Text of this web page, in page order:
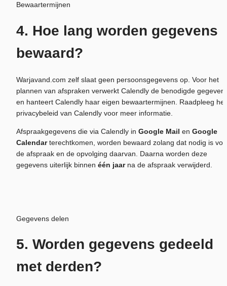
Bewaartermijnen
4. Hoe lang worden gegevens
bewaard?
Warjavand.com zelf slaat geen persoonsgegevens op. Voor het
plannen van afspraken verwerkt Calendly de benodigde
en hanteert Calendly haar eigen bewaartermijnen. Raadpleeg het
privacybeleid van Calendly voor meer informatie.
Afspraakgegevens die via Calendly in Google Mail en Google
Calendar terechtkomen, worden bewaard zolang dat nodig is
de afspraak en de opvolging daarvan. Daarna worden deze
gegevens uiterlijk binnen één jaar na de afspraak verwijderd.
Gegevens delen
5. Worden gegevens gedeeld
met derden?